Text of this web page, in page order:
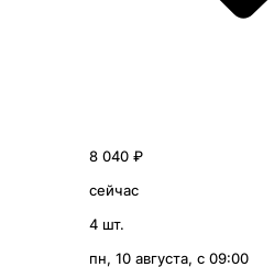
8 040 ₽
сейчас
4 шт.
пн, 10 августа, с 09:00